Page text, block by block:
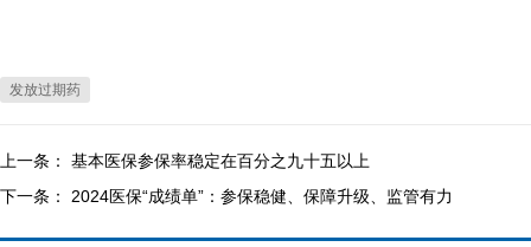
发放过期药
上一条： 基本医保参保率稳定在百分之九十五以上
下一条： 2024医保“成绩单”：参保稳健、保障升级、监管有力